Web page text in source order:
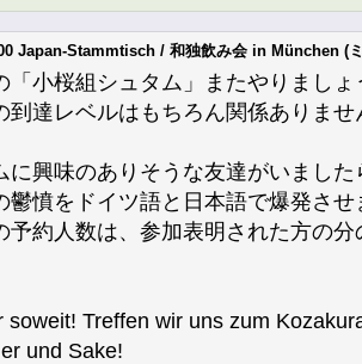
Japan-Stammtisch / 和独飲み会 in München (
「小桜組シュタム」またやりましょ
到達レベルはもちろん関係ありま
に興味のありそうな友達がいました
鬱憤をドイツ語と日本語で爆発さ
予約人数は、参加表明された方の
soweit! Treffen wir uns zum
und Sake!